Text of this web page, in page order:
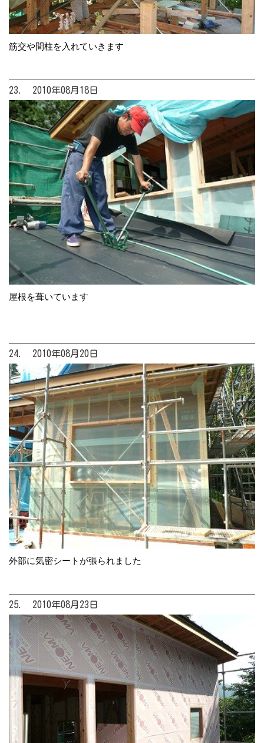
筋交や間柱を入れていきます
23. 2010年08月18日
屋根を葺いています
24. 2010年08月20日
外部に気密シートが張られました
25. 2010年08月23日